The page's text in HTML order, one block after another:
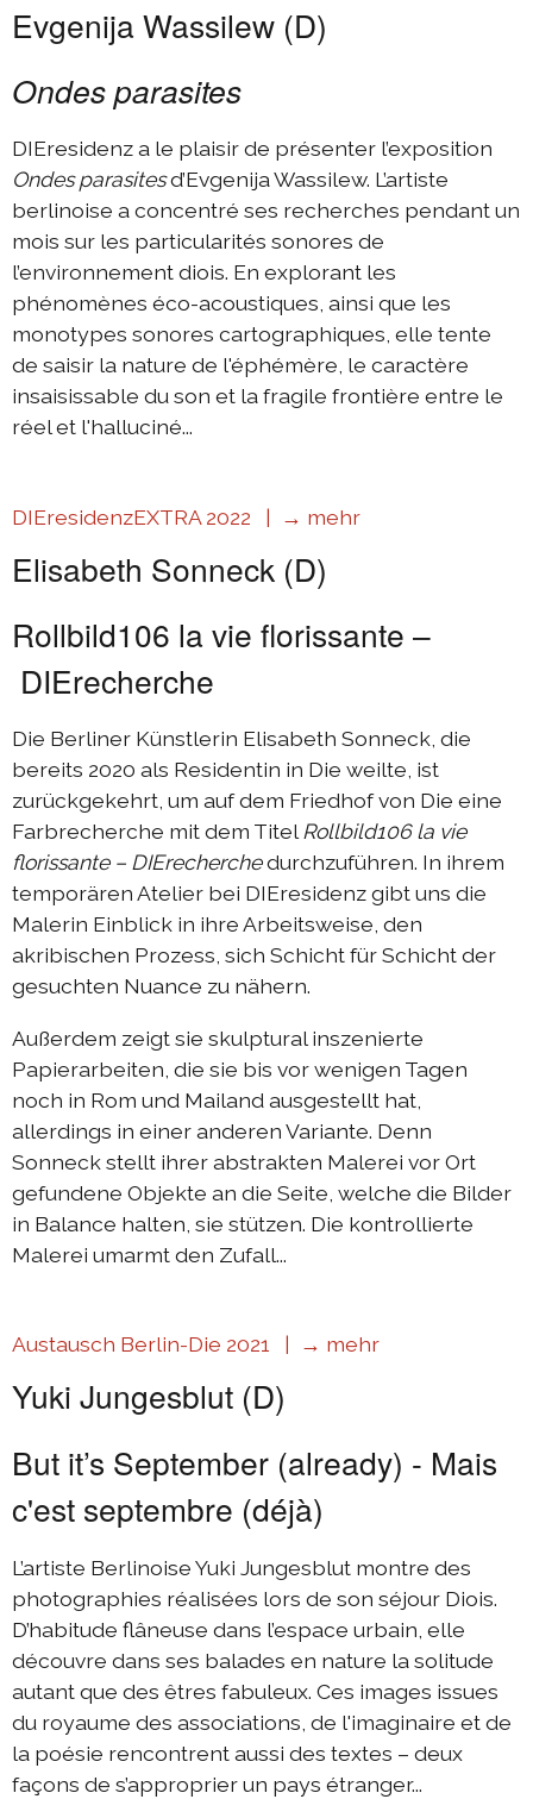
Evgenija Wassilew (D)
Ondes parasites
DIEresidenz a le plaisir de présenter l’exposition
Ondes parasitesd’Evgenija Wassilew. L’artiste
berlinoise a concentré ses recherches pendant un
mois sur les particularités sonores de
l’environnement diois. En explorant les
phénomènes éco-acoustiques, ainsi que les
monotypes sonores cartographiques, elle tente
de saisir la nature de l'éphémère, le caractère
insaisissable du son et la fragile frontière entre le
réel et l'halluciné...
DIEresidenzEXTRA 2022 | → mehr
Elisabeth Sonneck (D)
Rollbild106 la vie florissante –
DIErecherche
Die Berliner Künstlerin Elisabeth Sonneck, die
bereits 2020 als Residentin in Die weilte, ist
zurückgekehrt, um auf dem Friedhof von Die eine
Farbrecherche mit dem TitelRollbild106la vie
florissante – DIErecherchedurchzuführen. In ihrem
temporären Atelier bei DIEresidenz gibt uns die
Malerin Einblick in ihre Arbeitsweise, den
akribischen Prozess, sich Schicht für Schicht der
gesuchten Nuance zu nähern.
Außerdem zeigt sie skulptural inszenierte
Papierarbeiten, die sie bis vor wenigen Tagen
noch in Rom und Mailand ausgestellt hat,
allerdings in einer anderen Variante. Denn
Sonneck stellt ihrer abstrakten Malerei vor Ort
gefundene Objekte an die Seite, welche die Bilder
in Balance halten, sie stützen. Die kontrollierte
Malerei umarmt den Zufall...
Austausch Berlin-Die 2021 | → mehr
Yuki Jungesblut (D)
But it’s September (already) - Mais
c'est septembre (déjà)
L’artiste Berlinoise Yuki Jungesblut montre des
photographies réalisées lors de son séjour Diois.
D’habitude flâneuse dans l’espace urbain, elle
découvre dans ses balades en nature la solitude
autant que des êtres fabuleux. Ces images issues
du royaume des associations, de l'imaginaire et de
la poésie rencontrent aussi des textes – deux
façons de s’approprier un pays étranger...